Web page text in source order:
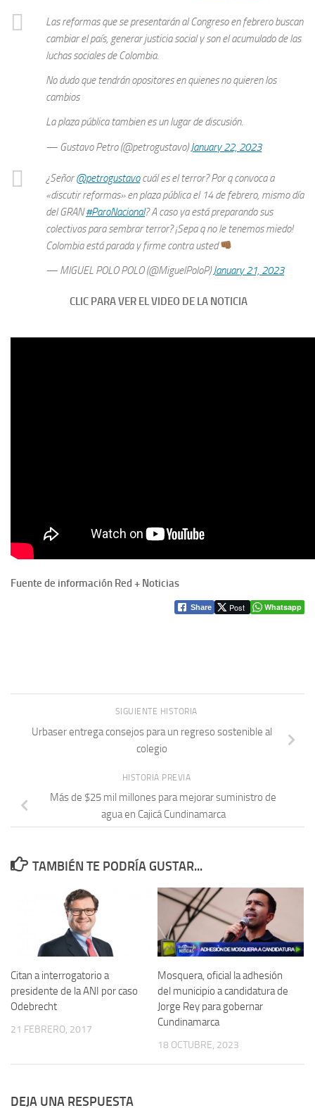
Las reformas que se presentarán al Congreso en febrero buscan
cambiar el país, generar justicia social y son el acumulado de las
luchas sociales de Colombia.
No dudo que tendrán opositores en quienes no quieren los
cambios
La plaza pública tambien es un lugar de discusión.
— Gustavo Petro (@petrogustavo)January 22, 2023
¿Señor@petrogustavocuál es el terror? Por q convoca a
«discutir reformas» en plaza pública el 14 de febrero, mismo día
del GRAN#ParoNacional? A caso ya está preparando sus
colectivos para sembrar terror? ¡Sepa q no le tenemos miedo!
Colombia está parada y firme contra usted
— MIGUEL POLO POLO (@MiguelPoloP)January 21, 2023
CLIC PARA VER EL VIDEO DE LA NOTICIA
Fuente de información Red + Noticias
Share Post Whatsapp
SIGUIENTE HISTORIA
Urbaser entrega consejos para un regreso sostenible al
colegio
HISTORIA PREVIA
Más de $25 mil millones para mejorar suministro de
agua en Cajicá Cundinamarca
TAMBIÉN TE PODRÍA GUSTAR...
Citan a interrogatorio a
presidente de la ANI por caso
Odebrecht
21 FEBRERO, 2017
Mosquera, oficial la adhesión
del municipio a candidatura de
Jorge Rey para gobernar
Cundinamarca
18 OCTUBRE, 2023
DEJA UNA RESPUESTA